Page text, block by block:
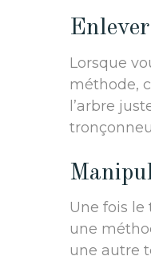
Lorsque
méthode,
l’arbre
Une fois le
une
une autre